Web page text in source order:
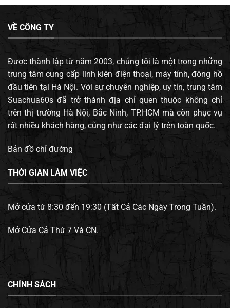
VỀ CÔNG TY
Được thành lập từ năm 2003, chúng tôi là một trong những
trung tâm cung cấp linh kiện điện thoại, máy tính, đông hồ
đầu tiên tại Hà Nội. Với sự chuyên nghiệp, uy tín, trung tâm
Suachua60s đã trở thành địa chỉ quen thuộc không chỉ
trên thị trường Hà Nội, Bắc Ninh, TP.HCM mà còn phục vụ
rất nhiều khách hàng, cũng như các đại lý trên toàn quốc.
Bản đồ chỉ đường
THỜI GIAN LÀM VIỆC
Mở cửa từ 8:30 đến 19:30 (Tất Cả Các Ngày Trong Tuần).
Mở Cửa Cả Thứ 7 Và CN.
CHÍNH SÁCH